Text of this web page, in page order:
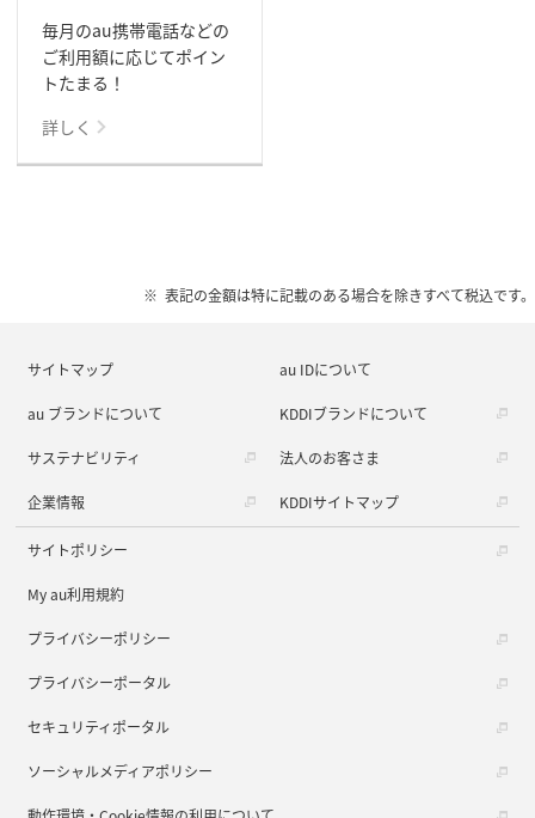
毎月のau携帯電話などの
ご利用額に応じてポイン
トたまる！
詳しく
表記の金額は特に記載のある場合を除きすべて税込です。
サイトマップ au IDについて
au ブランドについて KDDIブランドについて
サステナビリティ 法人のお客さま
企業情報 KDDIサイトマップ
サイトポリシー
My au利用規約
プライバシーポリシー
プライバシーポータル
セキュリティポータル
ソーシャルメディアポリシー